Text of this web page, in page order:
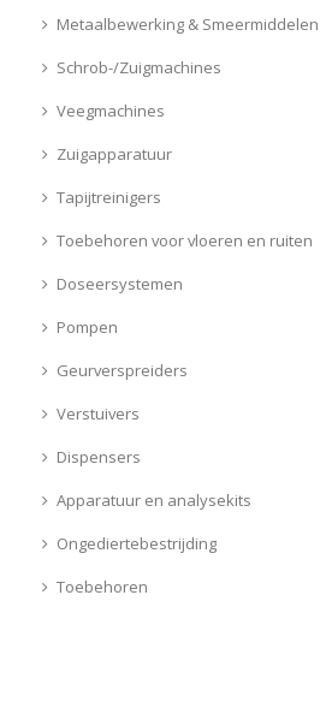
Metaalbewerking & Smeermiddelen
Schrob-/Zuigmachines
Veegmachines
Zuigapparatuur
Tapijtreinigers
Toebehoren voor vloeren en ruiten
Doseersystemen
Pompen
Geurverspreiders
Verstuivers
Dispensers
Apparatuur en analysekits
Ongediertebestrijding
Toebehoren